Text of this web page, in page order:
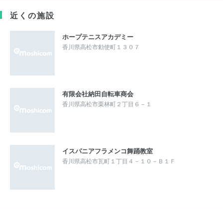
近くの施設
ホープテニスアカデミー
香川県高松市勅使町１３０７
有限会社納田自転車商会
香川県高松市栗林町２丁目６－１
イスパニアフラメンコ舞踊教室
香川県高松市瓦町１丁目４－１０－Ｂ１Ｆ